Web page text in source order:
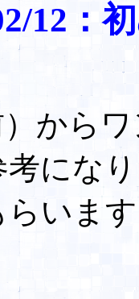
12
から
にな
いま